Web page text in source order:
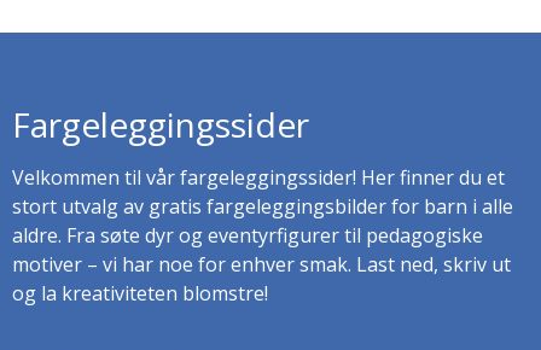
Fargeleggingssider
Velkommen til vår fargeleggingssider! Her finner du et
stort utvalg av gratis fargeleggingsbilder for barn i alle
aldre. Fra søte dyr og eventyrfigurer til pedagogiske
motiver – vi har noe for enhver smak. Last ned, skriv ut
og la kreativiteten blomstre!